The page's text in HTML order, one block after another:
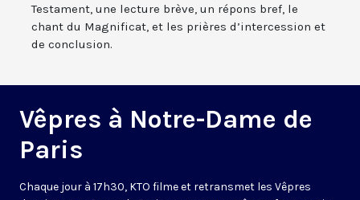
Testament, une lecture brève, un répons bref, le
chant du Magnificat, et les prières d’intercession et
de conclusion.
Vêpres à Notre-Dame de
Paris
Chaque jour à 17h30, KTO filme et retransmet les Vêpres